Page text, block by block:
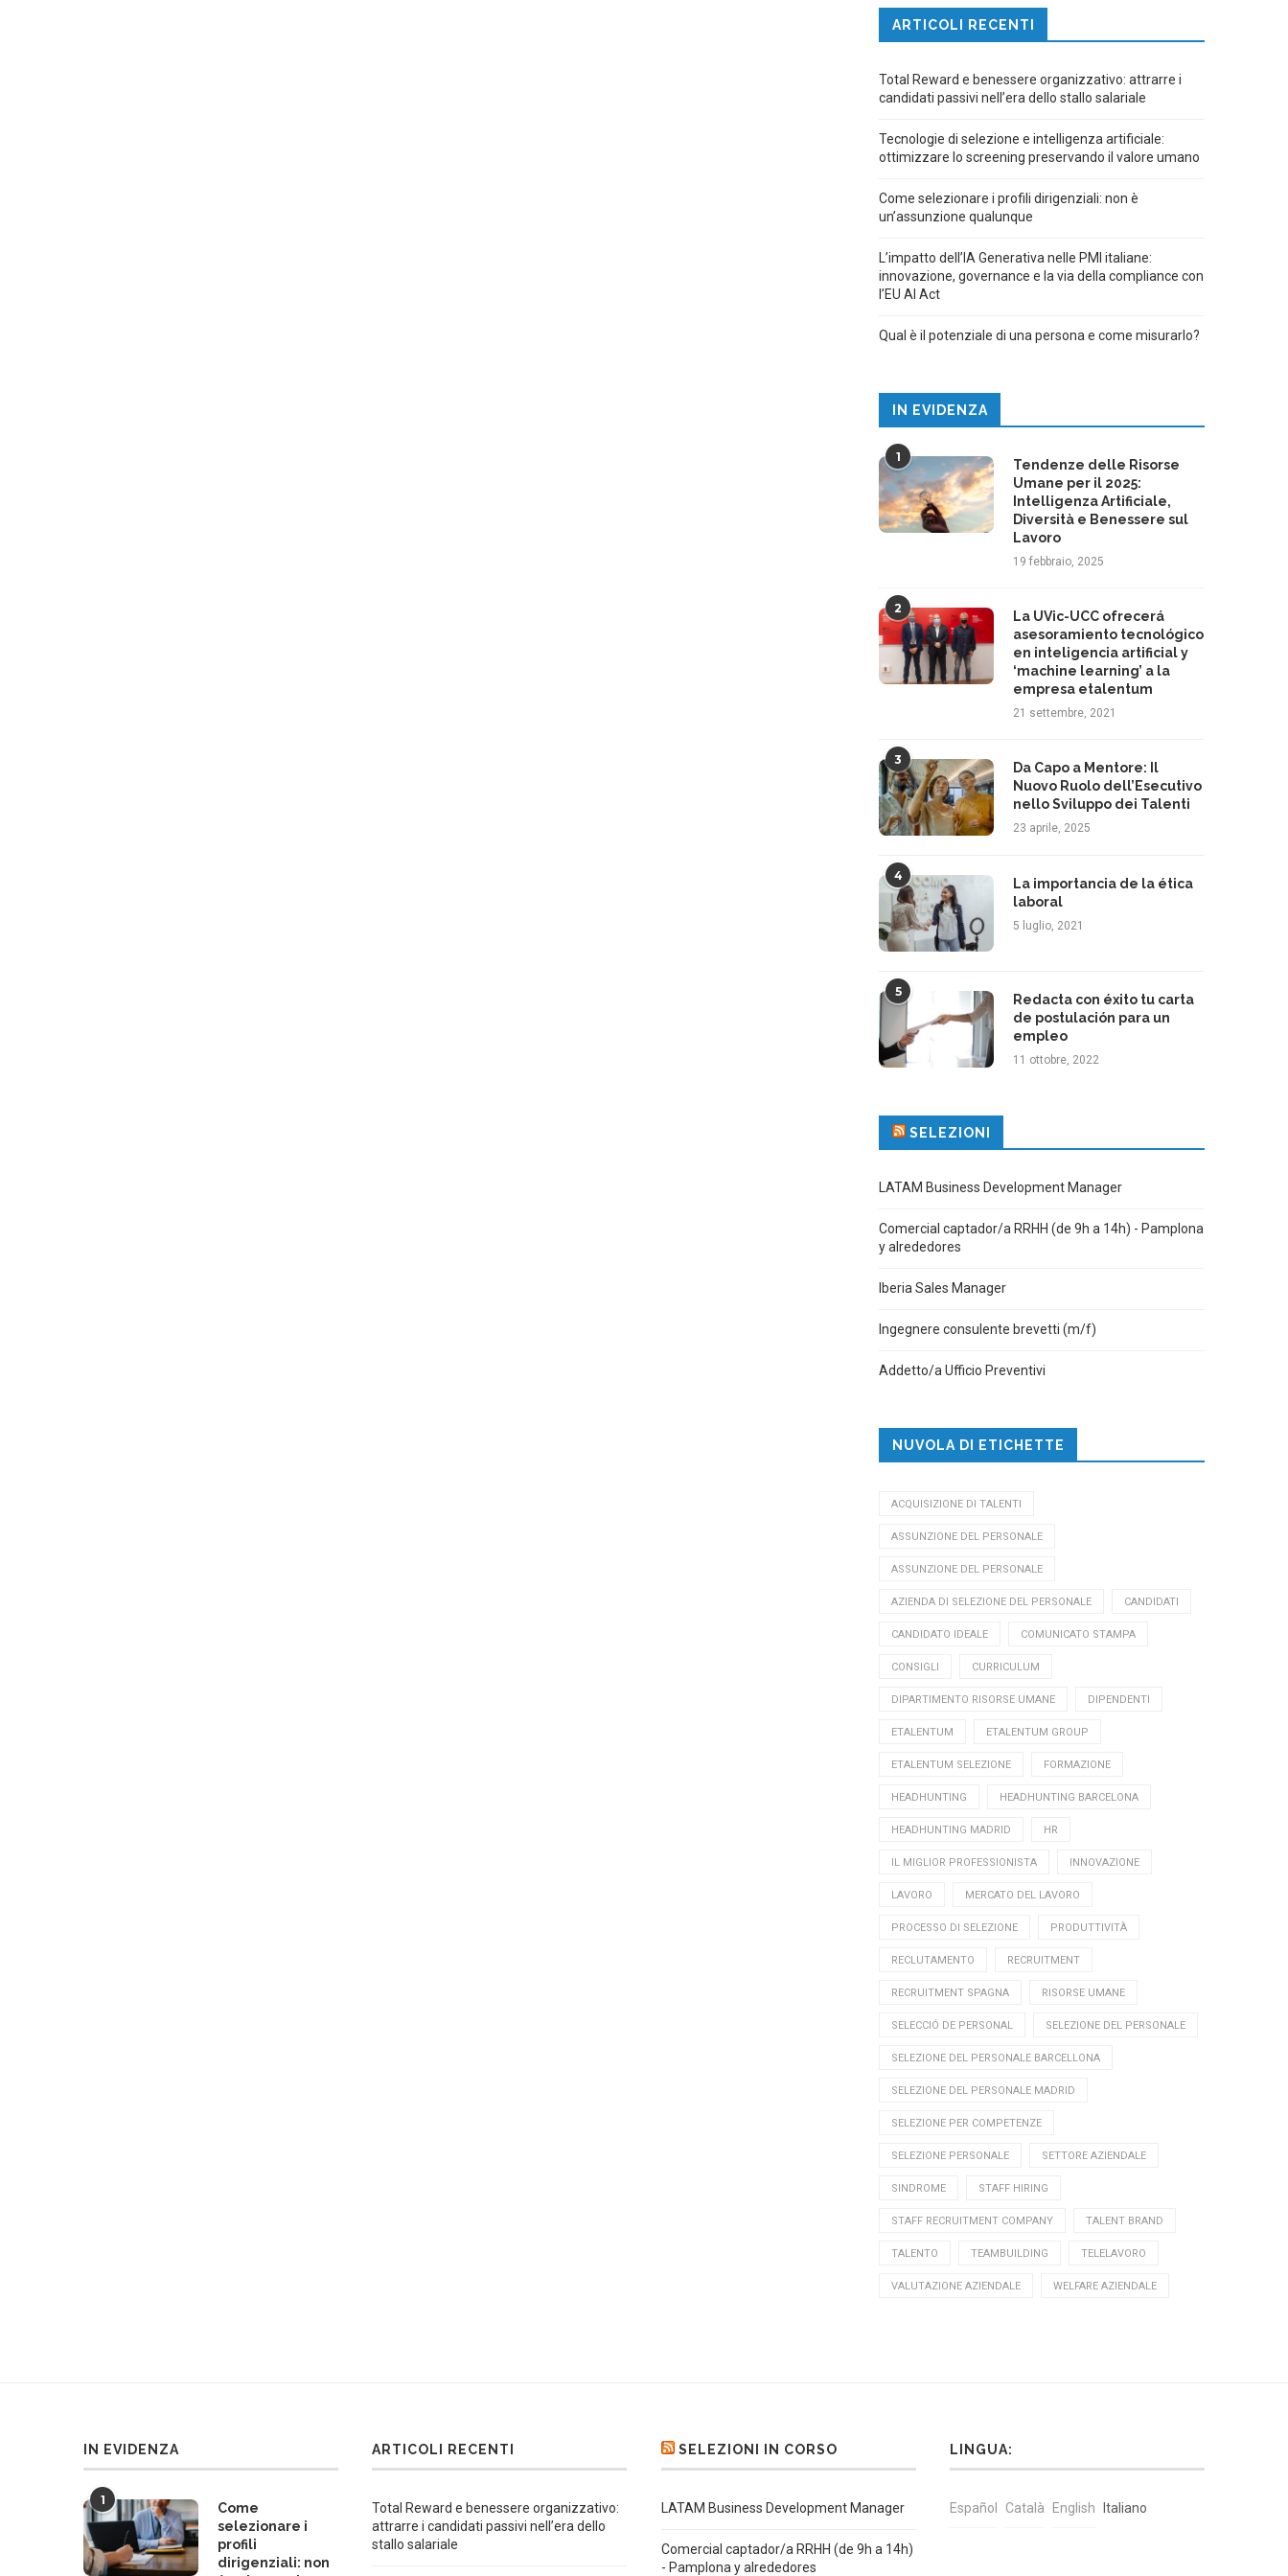
ARTICOLI RECENTI
Total Reward e benessere organizzativo: attrarre i
candidati passivi nell’era dello stallo salariale
Tecnologie di selezione e intelligenza artificiale:
ottimizzare lo screening preservando il valore umano
Come selezionare i profili dirigenziali: non è
un’assunzione qualunque
L’impatto dell’IA Generativa nelle PMI italiane:
innovazione, governance e la via della compliance con
l’EU AI Act
Qual è il potenziale di una persona e come misurarlo?
IN EVIDENZA
1
Tendenze delle Risorse
Umane per il 2025:
Intelligenza Artificiale,
Diversità e Benessere sul
Lavoro
19 febbraio, 2025
2
La UVic-UCC ofrecerá
asesoramiento tecnológico
en inteligencia artificial y
‘machine learning’ a la
empresa etalentum
21 settembre, 2021
3
Da Capo a Mentore: Il
Nuovo Ruolo dell’Esecutivo
nello Sviluppo dei Talenti
23 aprile, 2025
4
La importancia de la ética
laboral
5 luglio, 2021
5
Redacta con éxito tu carta
de postulación para un
empleo
11 ottobre, 2022
SELEZIONI
LATAM Business Development Manager
Comercial captador/a RRHH (de 9h a 14h) - Pamplona
y alrededores
Iberia Sales Manager
Ingegnere consulente brevetti (m/f)
Addetto/a Ufficio Preventivi
NUVOLA DI ETICHETTE
ACQUISIZIONE DI TALENTI
ASSUNZIONE DEL PERSONALE
ASSUNZIONE DEL PERSONALE
AZIENDA DI SELEZIONE DEL PERSONALE CANDIDATI
CANDIDATO IDEALE COMUNICATO STAMPA
CONSIGLI CURRICULUM
DIPARTIMENTO RISORSE UMANE DIPENDENTI
ETALENTUM ETALENTUM GROUP
ETALENTUM SELEZIONE FORMAZIONE
HEADHUNTING HEADHUNTING BARCELONA
HEADHUNTING MADRID HR
IL MIGLIOR PROFESSIONISTA INNOVAZIONE
LAVORO MERCATO DEL LAVORO
PROCESSO DI SELEZIONE PRODUTTIVITÀ
RECLUTAMENTO RECRUITMENT
RECRUITMENT SPAGNA RISORSE UMANE
SELECCIÓ DE PERSONAL SELEZIONE DEL PERSONALE
SELEZIONE DEL PERSONALE BARCELLONA
SELEZIONE DEL PERSONALE MADRID
SELEZIONE PER COMPETENZE
SELEZIONE PERSONALE SETTORE AZIENDALE
SINDROME STAFF HIRING
STAFF RECRUITMENT COMPANY TALENT BRAND
TALENTO TEAMBUILDING TELELAVORO
VALUTAZIONE AZIENDALE WELFARE AZIENDALE
IN EVIDENZA
1
Come
selezionare i
profili
dirigenziali: non
ARTICOLI RECENTI
Total Reward e benessere organizzativo:
attrarre i candidati passivi nell’era dello
stallo salariale
SELEZIONI IN CORSO
LATAM Business Development Manager
Comercial captador/a RRHH (de 9h a 14h)
- Pamplona y alrededores
LINGUA:
Español Català English Italiano